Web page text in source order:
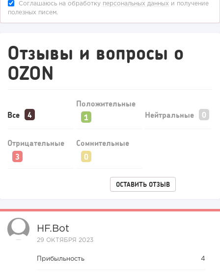
для бизнеса,...
Соглашаюсь на обработку персональных данных и получение
полезных писем.
Отзывы и вопросы о
OZON
Все
Положительные
Нейтральные
Отрицательные Сомнительные
ОСТАВИТЬ ОТЗЫВ
HF.bot
29 ОКТЯБРЯ 2023
Прибыльность 4